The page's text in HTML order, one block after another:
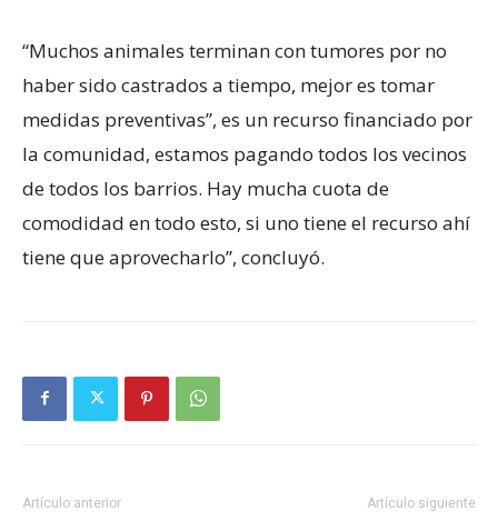
“Muchos animales terminan con tumores por no
haber sido castrados a tiempo, mejor es tomar
medidas preventivas”, es un recurso financiado por
la comunidad, estamos pagando todos los vecinos
de todos los barrios. Hay mucha cuota de
comodidad en todo esto, si uno tiene el recurso ahí
tiene que aprovecharlo”, concluyó.
Artículo anterior Artículo siguiente